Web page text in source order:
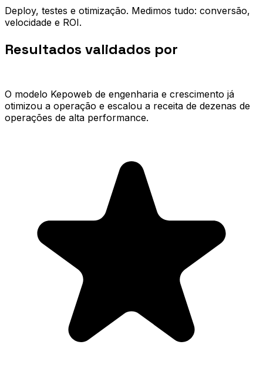
Deploy, testes e otimização. Medimos tudo: conversão,
velocidade e ROI.
Resultados validados por
O modelo Kepoweb de engenharia e crescimento já
otimizou a operação e escalou a receita de dezenas de
operações de alta performance.